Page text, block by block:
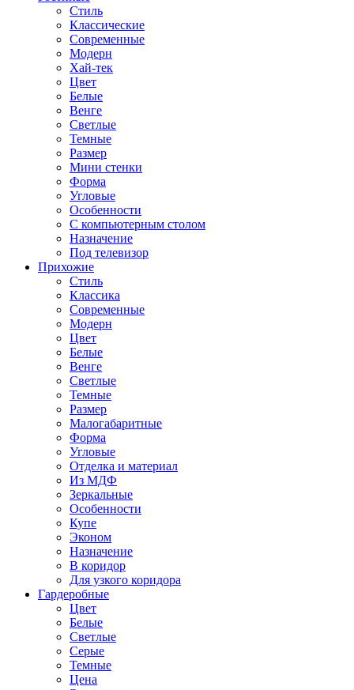
Стиль
Классические
Современные
Модерн
Хай-тек
Цвет
Белые
Венге
Светлые
Темные
Размер
Мини стенки
Форма
Угловые
Особенности
С компьютерным столом
Назначение
Под телевизор
Прихожие
Стиль
Классика
Современные
Модерн
Цвет
Белые
Венге
Светлые
Темные
Размер
Малогабаритные
Форма
Угловые
Отделка и материал
Из МДФ
Зеркальные
Особенности
Купе
Эконом
Назначение
В коридор
Для узкого коридора
Гардеробные
Цвет
Белые
Светлые
Серые
Темные
Цена